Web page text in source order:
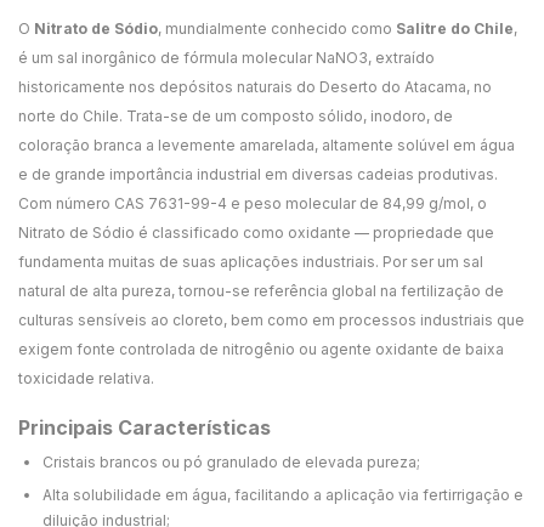
O Nitrato de Sódio, mundialmente conhecido como Salitre do Chile,
é um sal inorgânico de fórmula molecular NaNO3, extraído
historicamente nos depósitos naturais do Deserto do Atacama, no
norte do Chile. Trata-se de um composto sólido, inodoro, de
coloração branca a levemente amarelada, altamente solúvel em água
e de grande importância industrial em diversas cadeias produtivas.
Com número CAS 7631-99-4 e peso molecular de 84,99 g/mol, o
Nitrato de Sódio é classificado como oxidante — propriedade que
fundamenta muitas de suas aplicações industriais. Por ser um sal
natural de alta pureza, tornou-se referência global na fertilização de
culturas sensíveis ao cloreto, bem como em processos industriais que
exigem fonte controlada de nitrogênio ou agente oxidante de baixa
toxicidade relativa.
Principais Características
Cristais brancos ou pó granulado de elevada pureza;
Alta solubilidade em água, facilitando a aplicação via fertirrigação e
diluição industrial;